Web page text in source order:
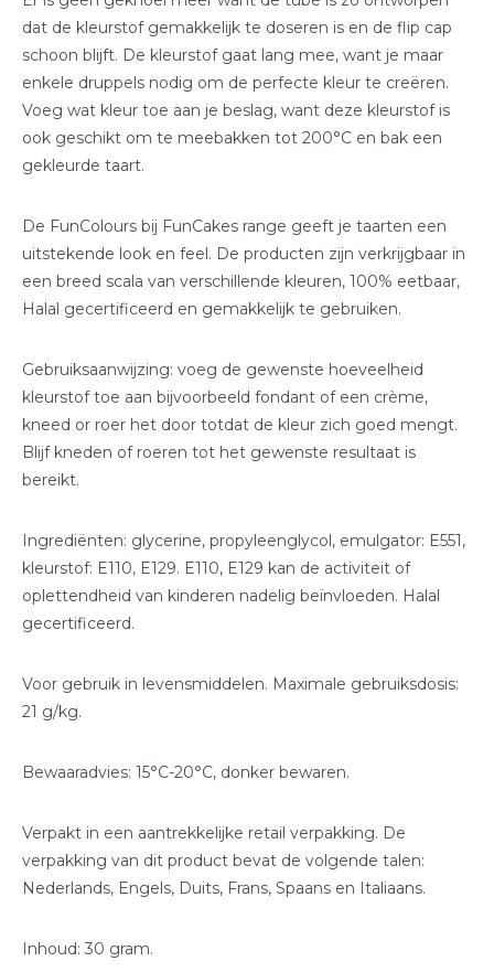
dat de kleurstof gemakkelijk te doseren is en de flip cap
schoon blijft. De kleurstof gaat lang mee, want je maar
enkele druppels nodig om de perfecte kleur te creëren.
Voeg wat kleur toe aan je beslag, want deze kleurstof is
ook geschikt om te meebakken tot 200°C en bak een
gekleurde taart.
De FunColours bij FunCakes range geeft je taarten een
uitstekende look en feel. De producten zijn verkrijgbaar in
een breed scala van verschillende kleuren, 100% eetbaar,
Halal gecertificeerd en gemakkelijk te gebruiken.
Gebruiksaanwijzing: voeg de gewenste hoeveelheid
kleurstof toe aan bijvoorbeeld fondant of een crème,
kneed or roer het door totdat de kleur zich goed mengt.
Blijf kneden of roeren tot het gewenste resultaat is
bereikt.
Ingrediënten: glycerine, propyleenglycol, emulgator: E551,
kleurstof: E110, E129. E110, E129 kan de activiteit of
oplettendheid van kinderen nadelig beïnvloeden. Halal
gecertificeerd.
Voor gebruik in levensmiddelen. Maximale gebruiksdosis:
21 g/kg.
Bewaaradvies: 15°C-20°C, donker bewaren.
Verpakt in een aantrekkelijke retail verpakking. De
verpakking van dit product bevat de volgende talen:
Nederlands, Engels, Duits, Frans, Spaans en Italiaans.
Inhoud: 30 gram.